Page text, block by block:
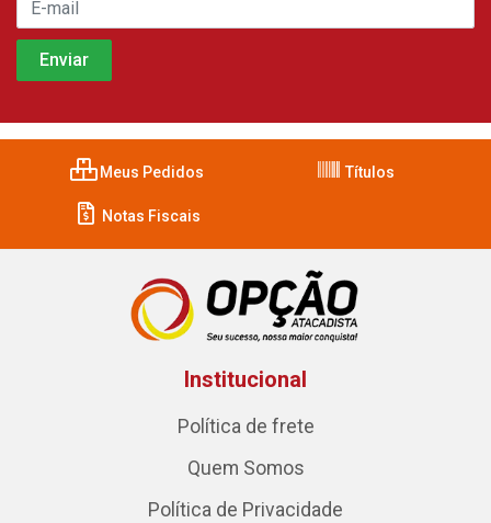
Meus Pedidos Títulos
Notas Fiscais
Institucional
Política de frete
Quem Somos
Política de Privacidade